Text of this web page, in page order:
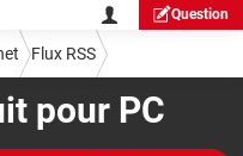
Question
pour PC
Flux RSS